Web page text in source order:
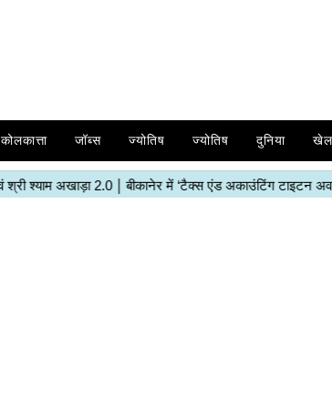
कोलकात्ता जॉब्स ज्योतिष ज्योतिष दुनिया खेल